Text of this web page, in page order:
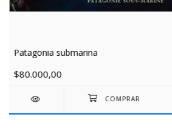
Patagonia submarina
$80.000,00